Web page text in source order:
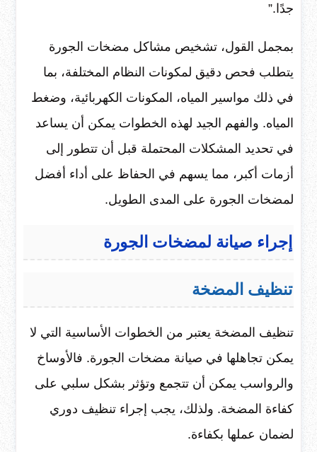
جدًا.”
بمجمل القول، تشخيص مشاكل مضخات الجورة
يتطلب فحص دقيق لمكونات النظام المختلفة، بما
في ذلك مواسير المياه، المكونات الكهربائية، وضغط
المياه. والفهم الجيد لهذه الخطوات يمكن أن يساعد
في تحديد المشكلات المحتملة قبل أن تتطور إلى
أزمات أكبر، مما يسهم في الحفاظ على أداء أفضل
لمضخات الجورة على المدى الطويل.
إجراء صيانة لمضخات الجورة
تنظيف المضخة
تنظيف المضخة يعتبر من الخطوات الأساسية التي لا
يمكن تجاهلها في صيانة مضخات الجورة. فالأوساخ
والرواسب يمكن أن تتجمع وتؤثر بشكل سلبي على
كفاءة المضخة. ولذلك، يجب إجراء تنظيف دوري
لضمان عملها بكفاءة.